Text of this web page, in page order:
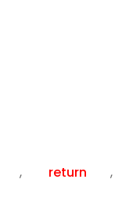
, return
,